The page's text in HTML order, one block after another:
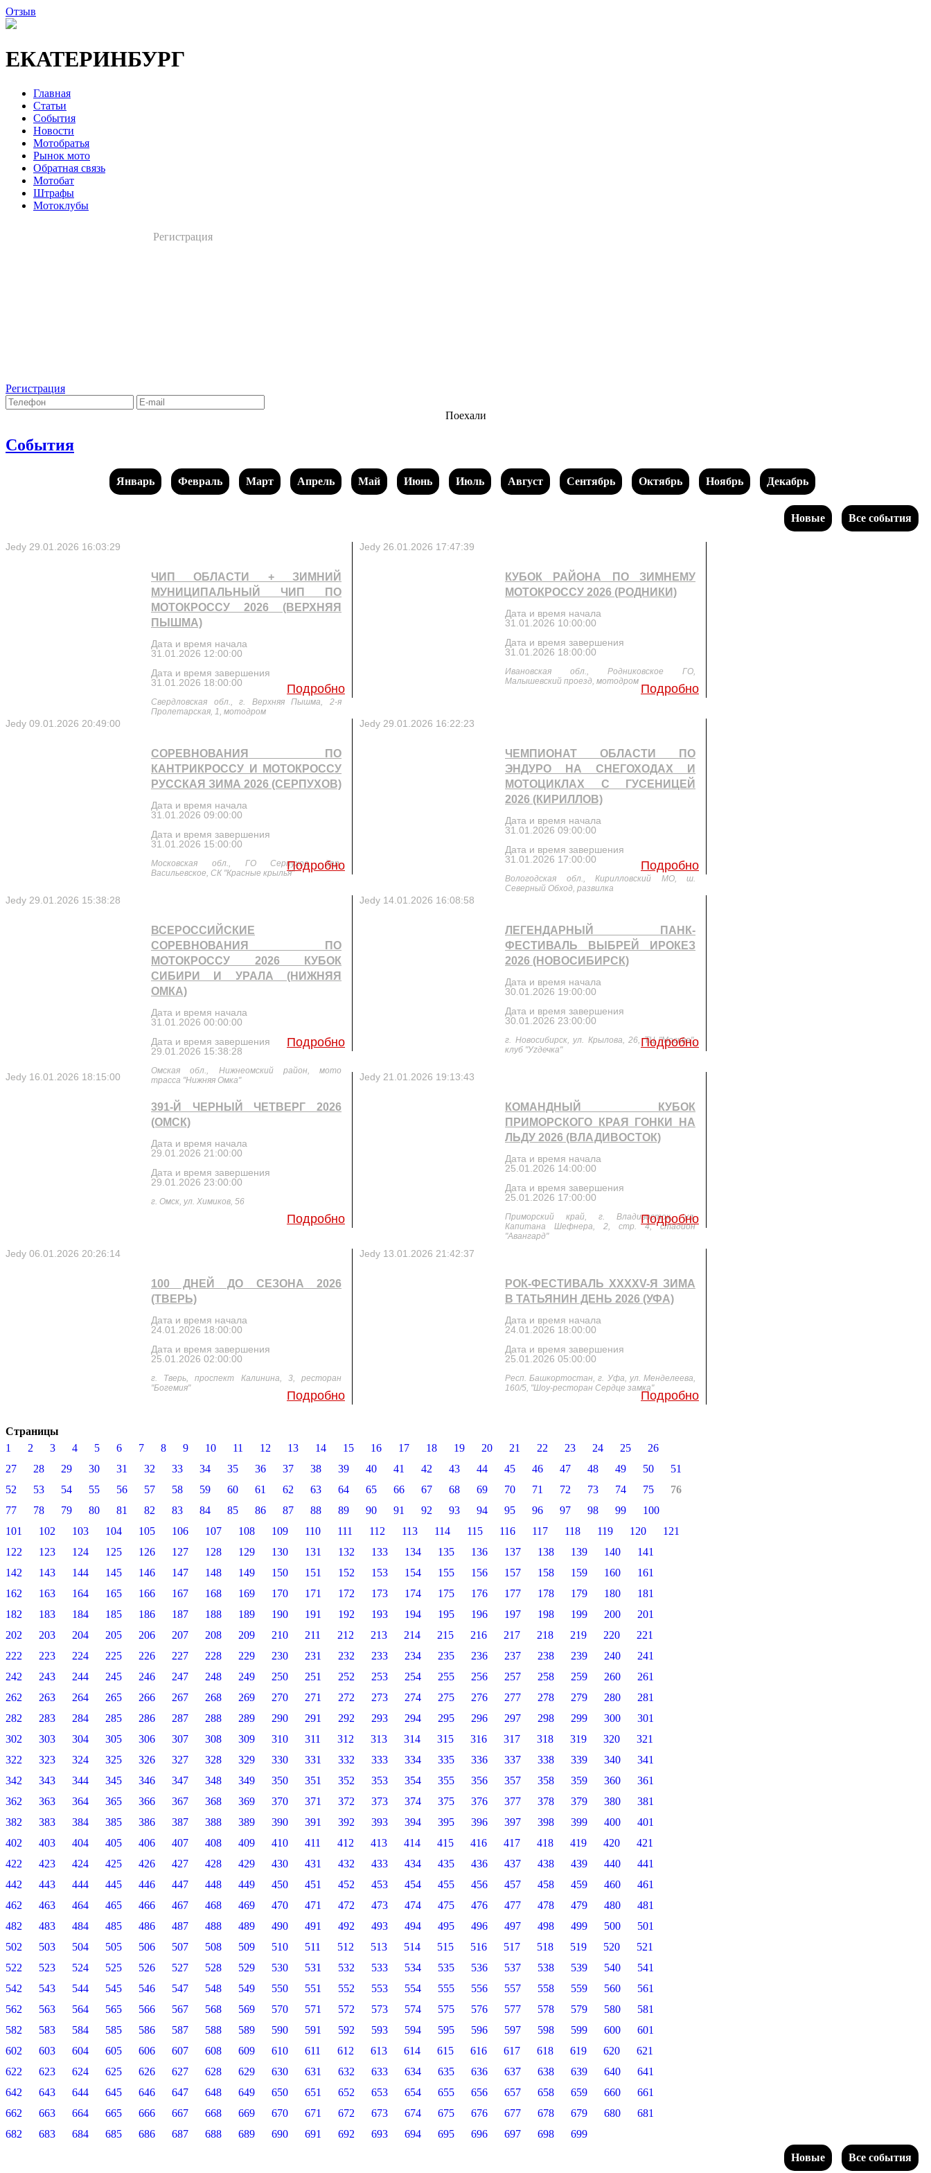
Отзыв
ЕКАТЕРИНБУРГ
Главная
Статьи
События
Новости
Мотобратья
Рынок мото
Обратная связь
Мотобат
Штрафы
Мотоклубы
Регистрация
Регистрация
Поехали
События
Январь Февраль Март Апрель Май Июнь Июль Август Сентябрь Октябрь Ноябрь Декабрь
Новые Все события
Jedy 29.01.2026 16:03:29
ЧИП ОБЛАСТИ + ЗИМНИЙ
МУНИЦИПАЛЬНЫЙ ЧИП ПО
МОТОКРОССУ 2026 (ВЕРХНЯЯ
ПЫШМА)
Дата и время начала
31.01.2026 12:00:00
Дата и время завершения
31.01.2026 18:00:00
Свердловская обл., г. Верхняя Пышма, 2-я
Пролетарская, 1, мотодром
Подробно
Jedy 26.01.2026 17:47:39
КУБОК РАЙОНА ПО ЗИМНЕМУ
МОТОКРОССУ 2026 (РОДНИКИ)
Дата и время начала
31.01.2026 10:00:00
Дата и время завершения
31.01.2026 18:00:00
Ивановская обл., Родниковское ГО,
Малышевский проезд, мотодром
Подробно
Jedy 09.01.2026 20:49:00
СОРЕВНОВАНИЯ ПО
КАНТРИКРОССУ И МОТОКРОССУ
РУССКАЯ ЗИМА 2026 (СЕРПУХОВ)
Дата и время начала
31.01.2026 09:00:00
Дата и время завершения
31.01.2026 15:00:00
Московская обл., ГО Серпухов, дер.
Васильевское, СК "Красные крылья"
Подробно
Jedy 29.01.2026 16:22:23
ЧЕМПИОНАТ ОБЛАСТИ ПО
ЭНДУРО НА СНЕГОХОДАХ И
МОТОЦИКЛАХ С ГУСЕНИЦЕЙ
2026 (КИРИЛЛОВ)
Дата и время начала
31.01.2026 09:00:00
Дата и время завершения
31.01.2026 17:00:00
Вологодская обл., Кирилловский МО, ш.
Северный Обход, развилка
Подробно
Jedy 29.01.2026 15:38:28
ВСЕРОССИЙСКИЕ
СОРЕВНОВАНИЯ ПО
МОТОКРОССУ 2026 КУБОК
СИБИРИ И УРАЛА (НИЖНЯЯ
ОМКА)
Дата и время начала
31.01.2026 00:00:00
Дата и время завершения
29.01.2026 15:38:28
Омская обл., Нижнеомский район, мото
трасса "Нижняя Омка"
Подробно
Jedy 14.01.2026 16:08:58
ЛЕГЕНДАРНЫЙ ПАНК-
ФЕСТИВАЛЬ ВЫБРЕЙ ИРОКЕЗ
2026 (НОВОСИБИРСК)
Дата и время начала
30.01.2026 19:00:00
Дата и время завершения
30.01.2026 23:00:00
г. Новосибирск, ул. Крылова, 26, ТЦ "Москва",
клуб "Уzдечка"
Подробно
Jedy 16.01.2026 18:15:00
391-Й ЧЕРНЫЙ ЧЕТВЕРГ 2026
(ОМСК)
Дата и время начала
29.01.2026 21:00:00
Дата и время завершения
29.01.2026 23:00:00
г. Омск, ул. Химиков, 56
Подробно
Jedy 21.01.2026 19:13:43
КОМАНДНЫЙ КУБОК
ПРИМОРСКОГО КРАЯ ГОНКИ НА
ЛЬДУ 2026 (ВЛАДИВОСТОК)
Дата и время начала
25.01.2026 14:00:00
Дата и время завершения
25.01.2026 17:00:00
Приморский край, г. Владивосток, ул.
Капитана Шефнера, 2, стр. 4, стадион
"Авангард"
Подробно
Jedy 06.01.2026 20:26:14
100 ДНЕЙ ДО СЕЗОНА 2026
(ТВЕРЬ)
Дата и время начала
24.01.2026 18:00:00
Дата и время завершения
25.01.2026 02:00:00
г. Тверь, проспект Калинина, 3, ресторан
"Богемия"
Подробно
Jedy 13.01.2026 21:42:37
РОК-ФЕСТИВАЛЬ XXXXV-Я ЗИМА
В ТАТЬЯНИН ДЕНЬ 2026 (УФА)
Дата и время начала
24.01.2026 18:00:00
Дата и время завершения
25.01.2026 05:00:00
Респ. Башкортостан, г. Уфа, ул. Менделеева,
160/5, "Шоу-ресторан Сердце замка"
Подробно
Страницы
1
2 3 4 5 6 7 8 9 10 11 12 13 14 15 16 17 18 19 20 21 22 23 24 25
26
27
28 29 30 31 32 33 34 35 36 37 38 39 40 41 42 43 44 45 46 47 48 49 50
51
52
53 54 55 56 57 58 59 60 61 62 63 64 65 66 67 68 69 70 71 72 73 74 75
76
77
78 79 80 81 82 83 84 85 86 87 88 89 90 91 92 93 94 95 96 97 98 99
100
101
102 103 104 105 106 107 108 109 110 111 112 113 114 115 116 117 118 119 120
121
122
123 124 125 126 127 128 129 130 131 132 133 134 135 136 137 138 139 140
141
142
143 144 145 146 147 148 149 150 151 152 153 154 155 156 157 158 159 160
161
162
163 164 165 166 167 168 169 170 171 172 173 174 175 176 177 178 179 180
181
182
183 184 185 186 187 188 189 190 191 192 193 194 195 196 197 198 199 200
201
202
203 204 205 206 207 208 209 210 211 212 213 214 215 216 217 218 219 220
221
222
223 224 225 226 227 228 229 230 231 232 233 234 235 236 237 238 239 240
241
242
243 244 245 246 247 248 249 250 251 252 253 254 255 256 257 258 259 260
261
262
263 264 265 266 267 268 269 270 271 272 273 274 275 276 277 278 279 280
281
282
283 284 285 286 287 288 289 290 291 292 293 294 295 296 297 298 299 300
301
302
303 304 305 306 307 308 309 310 311 312 313 314 315 316 317 318 319 320
321
322
323 324 325 326 327 328 329 330 331 332 333 334 335 336 337 338 339 340
341
342
343 344 345 346 347 348 349 350 351 352 353 354 355 356 357 358 359 360
361
362
363 364 365 366 367 368 369 370 371 372 373 374 375 376 377 378 379 380
381
382
383 384 385 386 387 388 389 390 391 392 393 394 395 396 397 398 399 400
401
402
403 404 405 406 407 408 409 410 411 412 413 414 415 416 417 418 419 420
421
422
423 424 425 426 427 428 429 430 431 432 433 434 435 436 437 438 439 440
441
442
443 444 445 446 447 448 449 450 451 452 453 454 455 456 457 458 459 460
461
462
463 464 465 466 467 468 469 470 471 472 473 474 475 476 477 478 479 480
481
482
483 484 485 486 487 488 489 490 491 492 493 494 495 496 497 498 499 500
501
502
503 504 505 506 507 508 509 510 511 512 513 514 515 516 517 518 519 520
521
522
523 524 525 526 527 528 529 530 531 532 533 534 535 536 537 538 539 540
541
542
543 544 545 546 547 548 549 550 551 552 553 554 555 556 557 558 559 560
561
562
563 564 565 566 567 568 569 570 571 572 573 574 575 576 577 578 579 580
581
582
583 584 585 586 587 588 589 590 591 592 593 594 595 596 597 598 599 600
601
602
603 604 605 606 607 608 609 610 611 612 613 614 615 616 617 618 619 620
621
622
623 624 625 626 627 628 629 630 631 632 633 634 635 636 637 638 639 640
641
642
643 644 645 646 647 648 649 650 651 652 653 654 655 656 657 658 659 660
661
662
663 664 665 666 667 668 669 670 671 672 673 674 675 676 677 678 679 680
681
682
683 684 685 686 687 688 689 690 691 692 693 694 695 696 697 698
699
Новые
Все события